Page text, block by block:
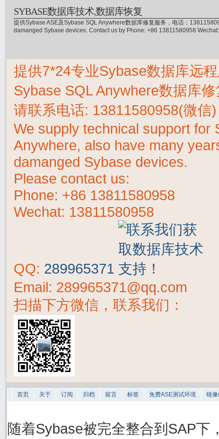
SYBASE数据库技术,数据库恢复
提供Sybase ASE及Sybase SQL Anywhere数据库修复服务，电话：
damanged Sybase devices. Contact us by Phone: +86 13811580958
提供7*24专业Sybase数据库远
Sybase SQL Anywhere数据库
请联系电话: 13811580958(微信
We supply technical support for
Anywhere, also have many
damanged Sybase devices.
Please contact us:
Phone: +86 13811580958
Wechat: 13811580958
QQ: 289965371
Email: 289965371@qq.com
扫描下方微信，联系我们：
首页 关于 订阅 归档 留言 标签 免费ASE测试环境 镜
随着Sybase被完全整合到SAP下